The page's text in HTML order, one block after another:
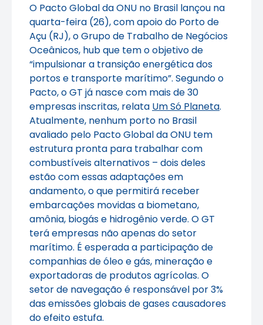
O Pacto Global da ONU no Brasil lançou na
quarta-feira (26), com apoio do Porto de
Açu (RJ), o Grupo de Trabalho de Negócios
Oceânicos, hub que tem o objetivo de
“impulsionar a transição energética dos
portos e transporte marítimo”. Segundo o
Pacto, o GT já nasce com mais de 30
empresas inscritas, relata Um Só Planeta.
Atualmente, nenhum porto no Brasil
avaliado pelo Pacto Global da ONU tem
estrutura pronta para trabalhar com
combustíveis alternativos – dois deles
estão com essas adaptações em
andamento, o que permitirá receber
embarcações movidas a biometano,
amônia, biogás e hidrogênio verde. O GT
terá empresas não apenas do setor
marítimo. É esperada a participação de
companhias de óleo e gás, mineração e
exportadoras de produtos agrícolas. O
setor de navegação é responsável por 3%
das emissões globais de gases causadores
do efeito estufa.